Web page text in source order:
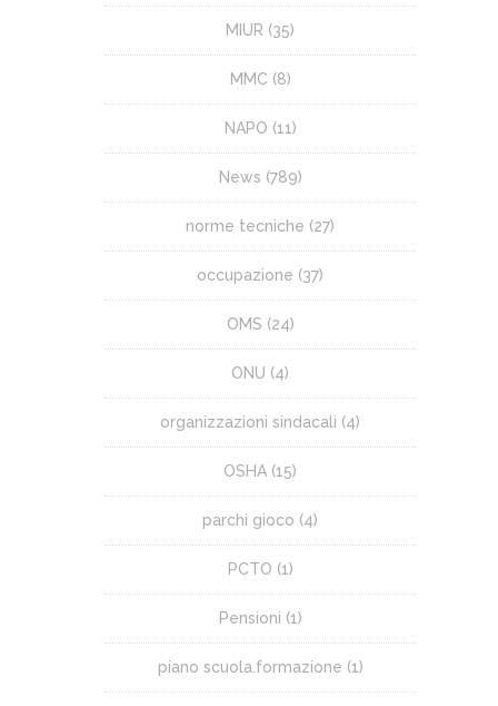
MIUR (35)
MMC (8)
NAPO (11)
News (789)
norme tecniche (27)
occupazione (37)
OMS (24)
ONU (4)
organizzazioni sindacali (4)
OSHA (15)
parchi gioco (4)
PCTO (1)
Pensioni (1)
piano scuola.formazione (1)